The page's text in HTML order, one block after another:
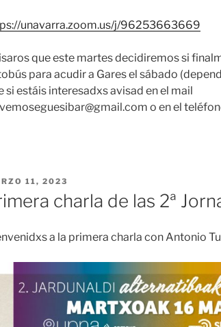
unavarra.zoom.us/j/96253663669
que este martes decidiremos si
para acudir a Gares el sábado
si estáis interesadxs avisad en el mail
o en el
11, 2023
charla de las 2ª
a la primera charla con Antonio